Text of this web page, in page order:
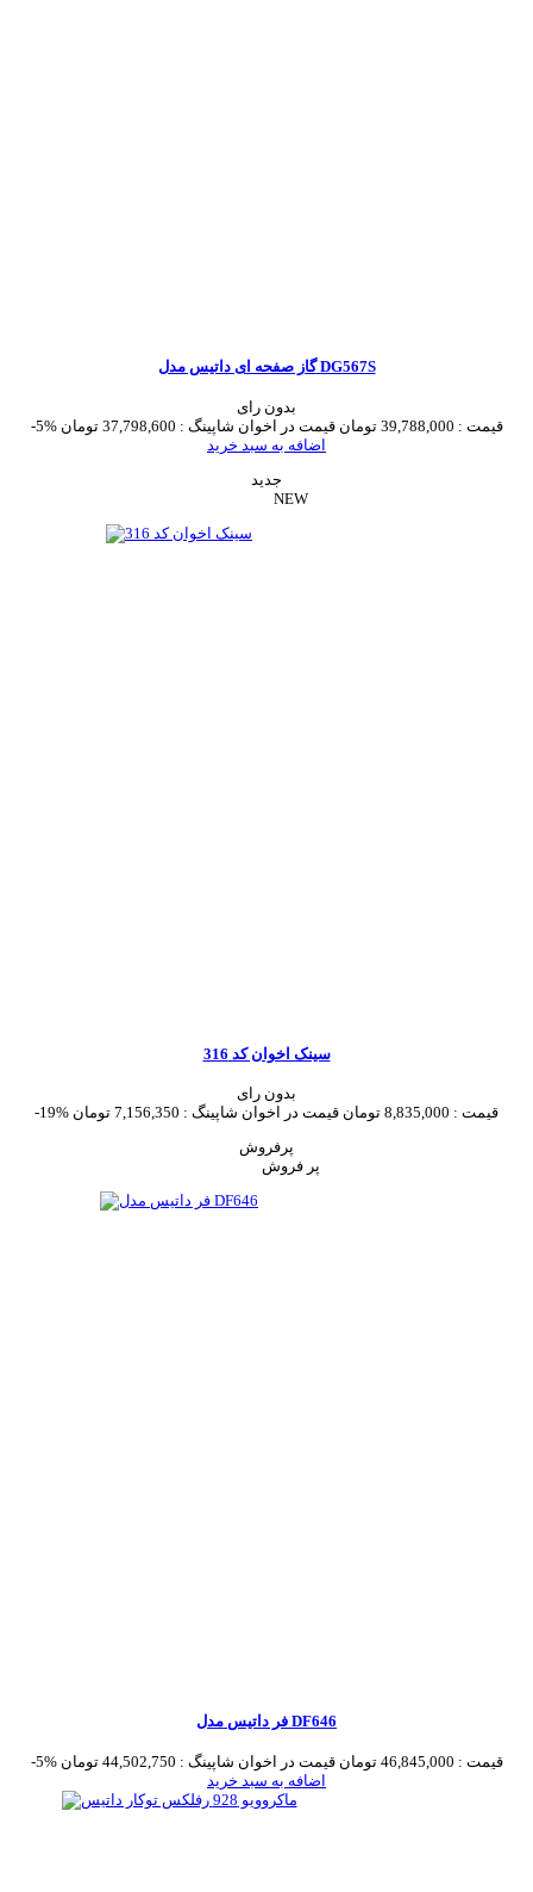
گاز صفحه ای داتیس مدل DG567S
بدون رای
-5%
قیمت : 39,788,000 تومان قیمت در اخوان شاپینگ : 37,798,600 تومان
اضافه به سبد خرید
جدید
NEW
سینک اخوان کد 316
بدون رای
-19%
قیمت : 8,835,000 تومان قیمت در اخوان شاپینگ : 7,156,350 تومان
پرفروش
فر داتیس مدل DF646
-5% قیمت : 46,845,000 تومان قیمت در اخوان شاپینگ : 44,502,750 تومان
اضافه به سبد خرید